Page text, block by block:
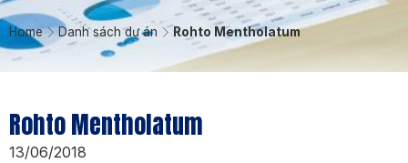
Home Danh sách dự án Rohto Mentholatum
Rohto Mentholatum
13/06/2018